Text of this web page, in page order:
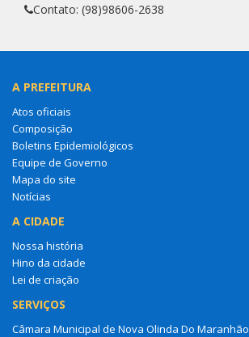
Contato: (98)98606-2638
A PREFEITURA
Atos oficiais
Composição
Boletins Epidemiológicos
Equipe de Governo
Mapa do site
Notícias
A CIDADE
Nossa história
Hino da cidade
Lei de criação
SERVIÇOS
Câmara Municipal de Nova Olinda Do Maranhão